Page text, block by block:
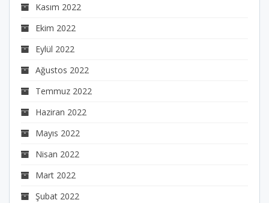
Kasım 2022
Ekim 2022
Eylül 2022
Ağustos 2022
Temmuz 2022
Haziran 2022
Mayıs 2022
Nisan 2022
Mart 2022
Şubat 2022